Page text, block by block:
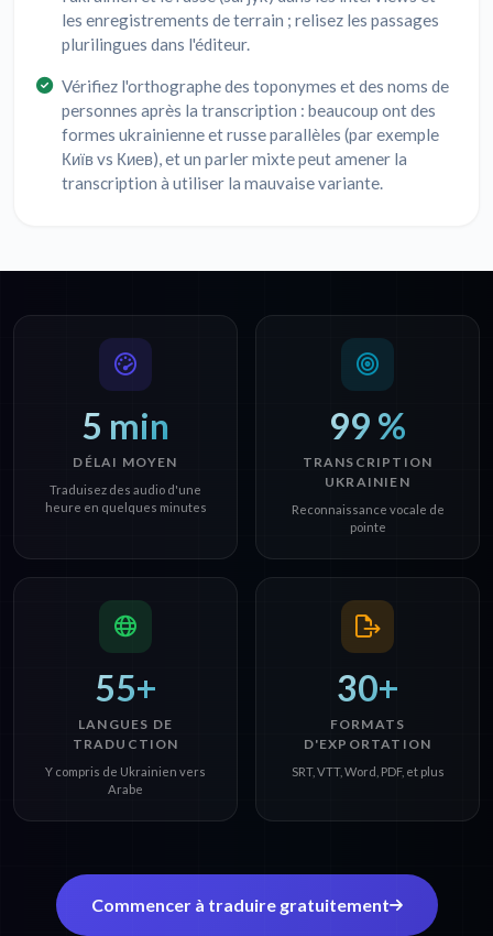
les enregistrements de terrain ; relisez les passages
plurilingues dans l'éditeur.
Vérifiez l'orthographe des toponymes et des noms de
personnes après la transcription : beaucoup ont des
formes ukrainienne et russe parallèles (par exemple
Київ vs Киев), et un parler mixte peut amener la
transcription à utiliser la mauvaise variante.
5 min
DÉLAI MOYEN
Traduisez des audio d'une
heure en quelques minutes
99 %
TRANSCRIPTION
UKRAINIEN
Reconnaissance vocale de
pointe
55+
LANGUES DE
TRADUCTION
Y compris de Ukrainien vers
Arabe
30+
FORMATS
D'EXPORTATION
SRT, VTT, Word, PDF, et plus
Commencer à traduire gratuitement